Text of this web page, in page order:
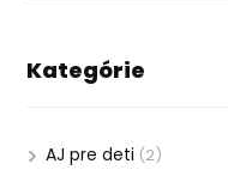
Kategórie
AJ pre deti (2)